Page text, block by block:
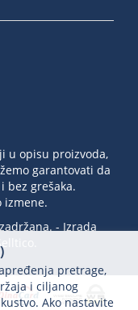
u opisu proizvoda,
garantovati da
bez grešaka.
izmene.
- Izrada
Selltico.
pretrage,
i ciljanog
Ako nastavite